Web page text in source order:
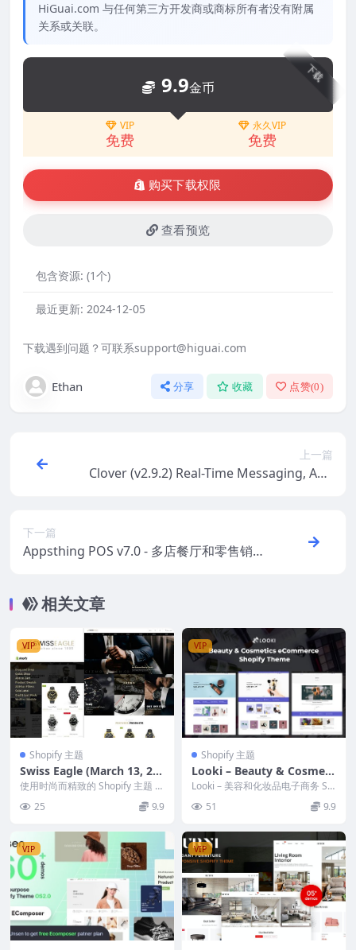
HiGuai.com 与任何第三方开发商或商标所有者没有附属
关系或关联。
下载
9.9金币
VIP
免费
永久VIP
免费
购买下载权限
查看预览
包含资源: (1个)
最近更新: 2024-12-05
下载遇到问题？可联系support@higuai.com
Ethan 分享 收藏 点赞(0)
上一篇
Clover (v2.9.2) Real-Time Messaging, Aud
下一篇
Appsthing POS v7.0 - 多店餐厅和零售销售
相关文章
VIP
Shopify 主题
Swiss Eagle (March 13, 20
24) Shopify Watch Store
使用时尚而精致的 Shopify 主题 S
wiss Eagle 提升您的在线手表...
25 9.9
VIP
Shopify 主题
Looki – Beauty & Cosmeti
cs eCommerce Shopify Th
Looki – 美容和化妆品电子商务 Sh
opify 主题是一款出色的 Shop...
51 9.9
VIP VIP